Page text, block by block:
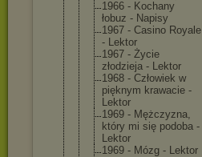
1966 - Kochany
łobuz - Napisy
1967 - Casino Royale
- Lektor
1967 - Życie
złodzieja - Lektor
1968 - Człowiek w
pięknym krawacie -
Lektor
1969 - Mężczyzna,
który mi się podoba -
Lektor
1969 - Mózg - Lektor